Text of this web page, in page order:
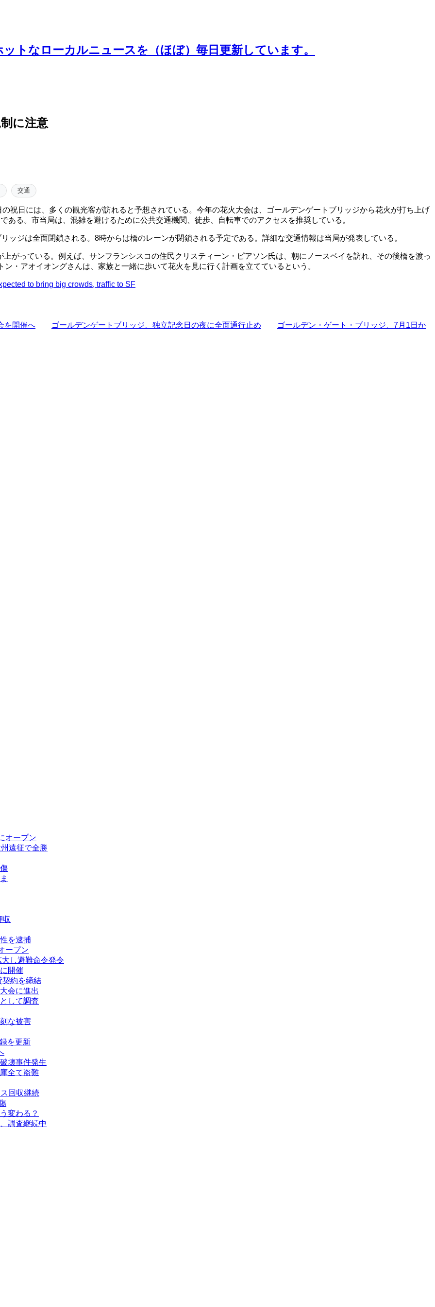
トなローカルニュースを（ほぼ）毎日更新しています。
に注意
交通
祝日には、多くの観光客が訪れると予想されている。今年の花火大会は、ゴールデンゲートブリッジから花火が打ち上げ
る。市当局は、混雑を避けるために公共交通機関、徒歩、自転車でのアクセスを推奨している。
ッジは全面閉鎖される。8時からは橋のレーンが閉鎖される予定である。詳細な交通情報は当局が発表している。
がっている。例えば、サンフランシスコの住民クリスティーン・ピアソン氏は、朝にノースベイを訪れ、その後橋を渡っ
・アオイオングさんは、家族と一緒に歩いて花火を見に行く計画を立てているという。
to bring big crowds, traffic to SF
を開催へ ゴールデンゲートブリッジ、独立記念日の夜に全面通行止め ゴールデン・ゲート・ブリッジ、7月1日か
オープン
遠征で全勝
収
を逮捕
ープン
し避難命令発令
開催
契約を締結
会に進出
して調査
な被害
を更新
壊事件発生
全て盗難
回収継続
変わる？
調査継続中